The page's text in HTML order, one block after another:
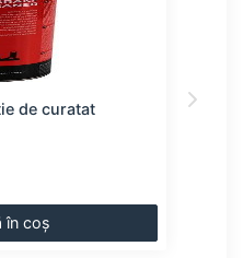
de curatat
în coș